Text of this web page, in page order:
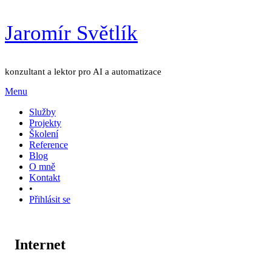
Přejít
k
Jaromír Světlík
konzultant a lektor pro AI a automatizace
Menu
Služby
Projekty
Školení
Reference
Blog
O mně
Kontakt
•
Přihlásit se
Internet